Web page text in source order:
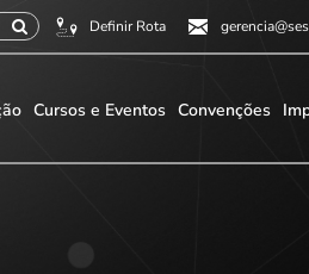
Definir Rota
Cursos e Eventos Convenções